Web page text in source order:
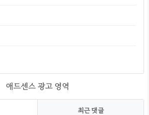
애드센스 광고 영역
최근 댓글